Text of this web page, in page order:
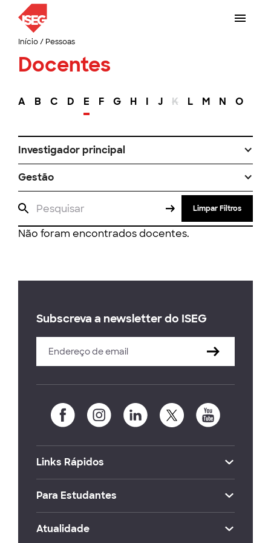
Início/ Pessoas
Docentes
A B C D E F G H I J K L M N O
Investigador principal
Gestão
Limpar Filtros
Não foram encontrados docentes.
Subscreva a newsletter do ISEG
Links Rápidos
Para Estudantes
Atualidade